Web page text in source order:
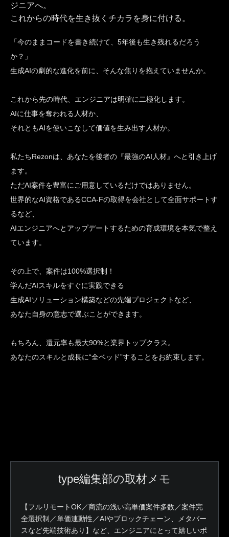
ジニアへ。
これからの時代を生き抜くチカラを身に付ける。
「今のままコードを書き続けて、5年後も生き残れるだろう
か？」
生成AIの劇的な進化を前に、そんな焦りを抱えていませんか。
これから先の時代、エンジニアは明確に二極化します。
AIに仕事を奪われる人材か、
それともAIを使いこなして価値を生み出す人材か。
私たちRezonは、あなたを後者の『最強のAI人材』へと引き上げ
ます。
ただAI案件を豊富にご用意しているだけではありません。
世界的なAI資格であるCCA-Fの取得を会社として全面サポートす
るなど、
AIエンジニアへとアップデートするための育成環境を本気で整え
ています。
その上で、案件は100%選択制！
学んだAIスキルをすぐに実践できる
生成AIソリューション構築などの先端プロジェクトなど、
あなた自身の意志で選ぶことができます。
もちろん、還元率も最大90%と業界トップクラス。
あなたのスキルと成長に“全ベッド”することをお約束します。
type編集部の取材メモ
【フルリモートOK／商流の浅い高単価案件多数／案件完
全選択制／単価連動性／AIやブロックチェーン、メタバー
スなど先端技術あり】など、エンジニアにとって嬉しいポ